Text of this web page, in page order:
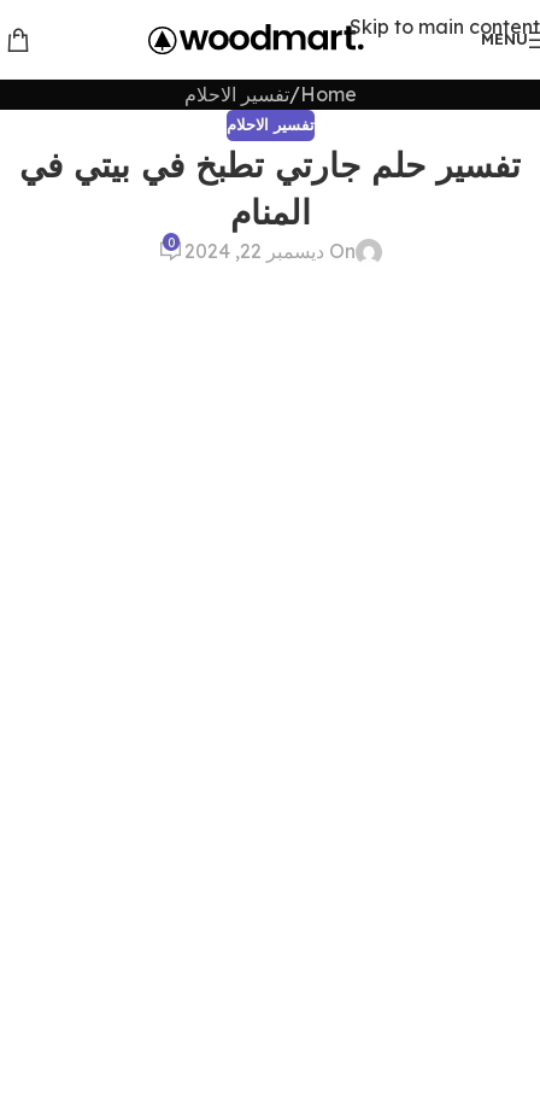
Skip to main content
MENU
Home تفسير الاحلام
تفسير الاحلام
تفسير حلم جارتي تطبخ في بيتي في
المنام
On ديسمبر 22, 2024 0